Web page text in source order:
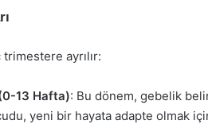
ayrılır:
13 Hafta): Bu dönem, gebelik
yeni bir hayata adapte olmak